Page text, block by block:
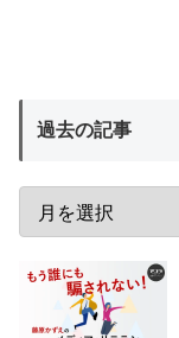
過去の記事